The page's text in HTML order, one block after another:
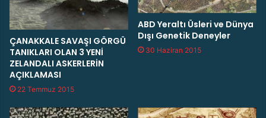
M
İ
M
İ
Z
İ
N
L
ÇANAKKALE SAVAŞI GÖRGÜ
TANIKLARI OLAN 3 YENİ
ZELANDALI ASKERLERİN
AÇIKLAMASI
22 Temmuz 2015
ABD Yeraltı Üsleri ve Dünya
Dışı Genetik Deneyler
30 Haziran 2015